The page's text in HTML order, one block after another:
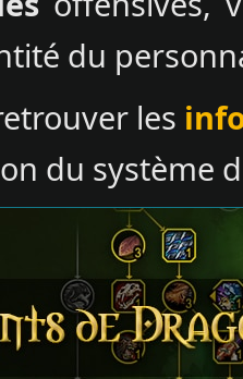
du
les
du système